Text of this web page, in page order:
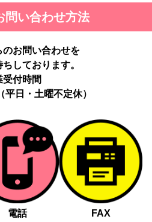
問い合わせ方法
のお問い合わせを
しております。
受付時間
日・土曜不定休）
電話 FAX